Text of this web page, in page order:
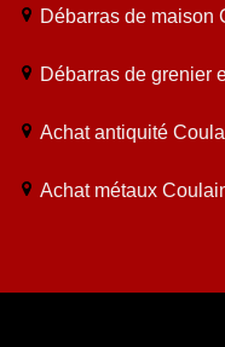
Débarras de maison
Débarras de grenier
Achat antiquité
Achat métaux